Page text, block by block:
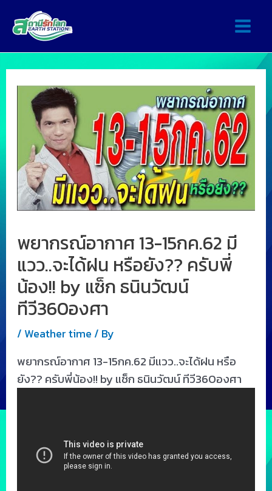
พยากรณ์อากาศ 13-15กค.62 มี
แวว..จะได้ฝน หรือยัง?? ครับพี่
น้อง!! by แซ็ก ธนินวัฒน์
ทีวี360องศา
/ Weather time / By
พยากรณ์อากาศ 13-15กค.62 มีแวว..จะได้ฝน หรือ
ยัง?? ครับพี่น้อง!! by แซ็ก ธนินวัฒน์ ทีวี360องศา